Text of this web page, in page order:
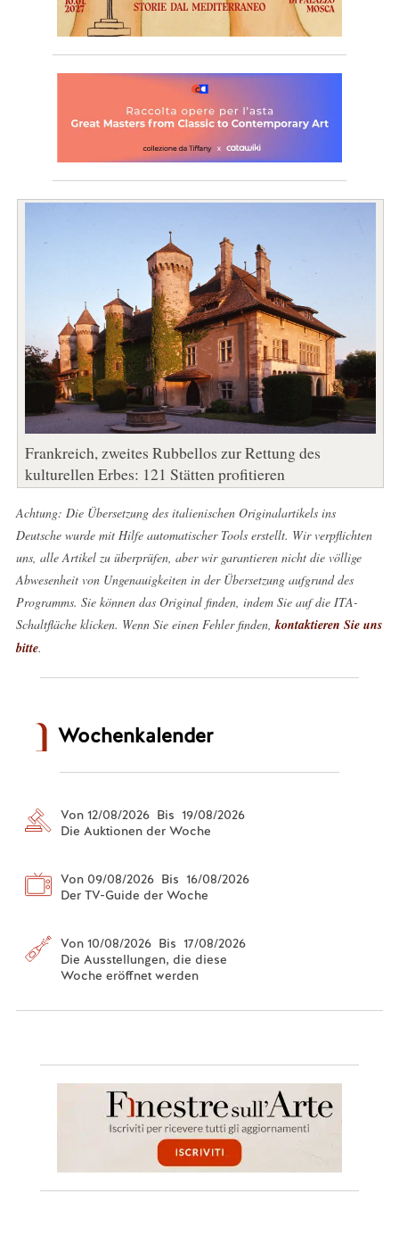
Frankreich, zweites Rubbellos zur Rettung des
kulturellen Erbes: 121 Stätten profitieren
Achtung: Die Übersetzung des italienischen Originalartikels ins
Deutsche wurde mit Hilfe automatischer Tools erstellt. Wir verpflichten
uns, alle Artikel zu überprüfen, aber wir garantieren nicht die völlige
Abwesenheit von Ungenauigkeiten in der Übersetzung aufgrund des
Programms. Sie können das Original finden, indem Sie auf die ITA-
Schaltfläche klicken. Wenn Sie einen Fehler finden, kontaktieren Sie uns
bitte.
Wochenkalender
Von 12/08/2026 Bis 19/08/2026
Die Auktionen der Woche
Von 09/08/2026 Bis 16/08/2026
Der TV-Guide der Woche
Von 10/08/2026 Bis 17/08/2026
Die Ausstellungen, die diese
Woche eröffnet werden